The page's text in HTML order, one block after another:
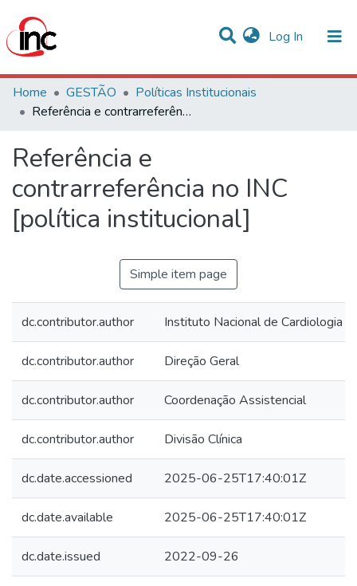
Log In (current)
Communities & Collections
All of DSpace
Home GESTÃO
Políticas Institucionais
Referência e contrarreferência no INC [política institucional]
Referência e
contrarreferência no INC
[política institucional]
Simple item page
dc.contributor.author Instituto Nacional de Cardiologia
dc.contributor.author Direção Geral
dc.contributor.author Coordenação Assistencial
dc.contributor.author Divisão Clínica
dc.date.accessioned 2025-06-25T17:40:01Z
dc.date.available 2025-06-25T17:40:01Z
dc.date.issued 2022-09-26